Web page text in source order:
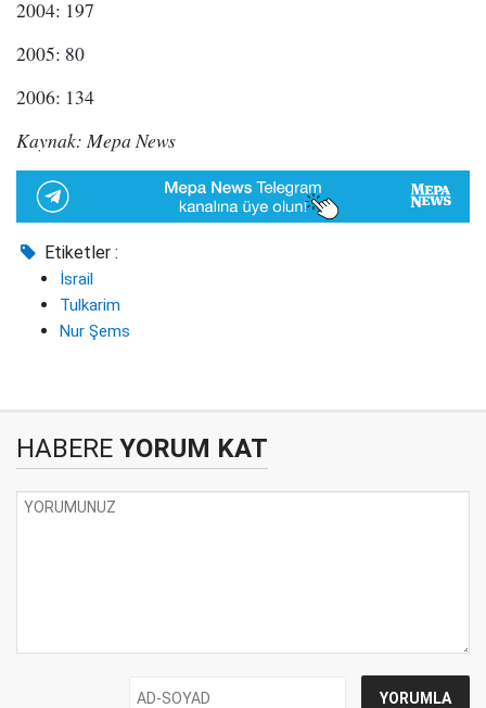
2004: 197
2005: 80
2006: 134
Kaynak: Mepa News
Etiketler :
İsrail
Tulkarim
Nur Şems
HABERE YORUM KAT